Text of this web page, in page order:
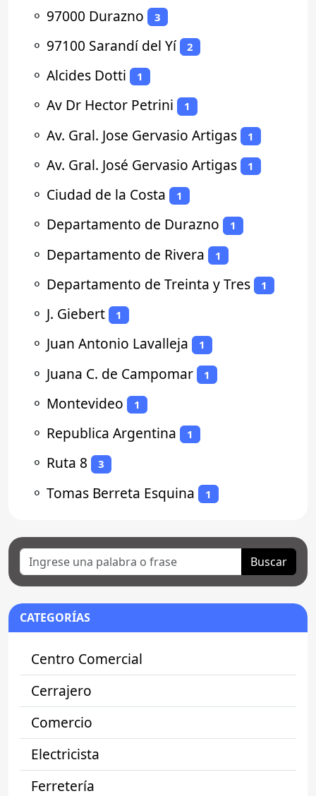
⚬ 97000 Durazno 3
⚬ 97100 Sarandí del Yí 2
⚬ Alcides Dotti 1
⚬ Av Dr Hector Petrini 1
⚬ Av. Gral. Jose Gervasio Artigas 1
⚬ Av. Gral. José Gervasio Artigas 1
⚬ Ciudad de la Costa 1
⚬ Departamento de Durazno 1
⚬ Departamento de Rivera 1
⚬ Departamento de Treinta y Tres 1
⚬ J. Giebert 1
⚬ Juan Antonio Lavalleja 1
⚬ Juana C. de Campomar 1
⚬ Montevideo 1
⚬ Republica Argentina 1
⚬ Ruta 8 3
⚬ Tomas Berreta Esquina 1
Buscar
CATEGORÍAS
Centro Comercial
Cerrajero
Comercio
Electricista
Ferretería